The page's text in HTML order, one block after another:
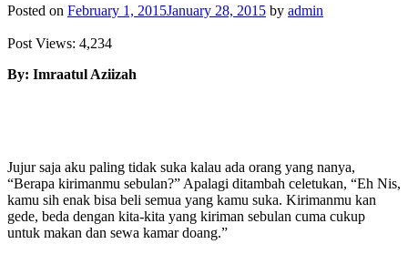
Posted on February 1, 2015January 28, 2015 by admin
Post Views: 4,234
By: Imraatul Aziizah
Jujur saja aku paling tidak suka kalau ada orang yang nanya,
“Berapa kirimanmu sebulan?” Apalagi ditambah celetukan, “Eh Nis,
kamu sih enak bisa beli semua yang kamu suka. Kirimanmu kan
gede, beda dengan kita-kita yang kiriman sebulan cuma cukup
untuk makan dan sewa kamar doang.”